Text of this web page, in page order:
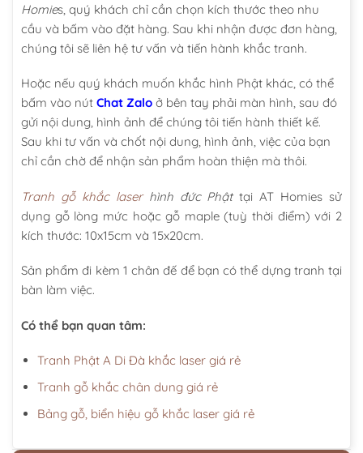
Homies, quý khách chỉ cần chọn kích thước theo nhu
cầu và bấm vào đặt hàng. Sau khi nhận được đơn hàng,
chúng tôi sẽ liên hệ tư vấn và tiến hành khắc tranh.
Hoặc nếu quý khách muốn khắc hình Phật khác, có thể
bấm vào nút Chat Zalo ở bên tay phải màn hình, sau đó
gửi nội dung, hình ảnh để chúng tôi tiến hành thiết kế.
Sau khi tư vấn và chốt nội dung, hình ảnh, việc của bạn
chỉ cần chờ để nhận sản phẩm hoàn thiện mà thôi.
Tranh gỗ khắc laserhình đức Phậttại AT Homies sử
dụng gỗ lòng mức hoặc gỗ maple (tuỳ thời điểm) với 2
kích thước: 10x15cm và 15x20cm.
Sản phẩm đi kèm 1 chân đế để bạn có thể dựng tranh tại
bàn làm việc.
Có thể bạn quan tâm:
Tranh Phật A Di Đà khắc laser giá rẻ
Tranh gỗ khắc chân dung giá rẻ
Bảng gỗ, biển hiệu gỗ khắc laser giá rẻ